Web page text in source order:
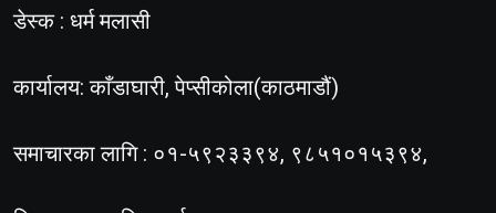
डेस्क : धर्म मलासी
कार्यालय: काँडाघारी, पेप्सीकोला(काठमाडौं)
समाचारका लागि : ०१-५९२३३९४, ९८५१०१५३९४,